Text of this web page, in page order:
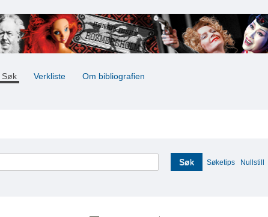
Søk Verkliste Om bibliografien
Søk Søketips Nullstill